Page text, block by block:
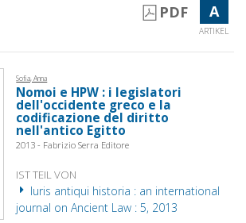
PDF A
ARTIKEL
Sofia, Anna
Nomoi e HPW : i legislatori
dell'occidente greco e la
codificazione del diritto
nell'antico Egitto
2013 - Fabrizio Serra Editore
IST TEIL VON
Iuris antiqui historia : an international
journal on Ancient Law : 5, 2013